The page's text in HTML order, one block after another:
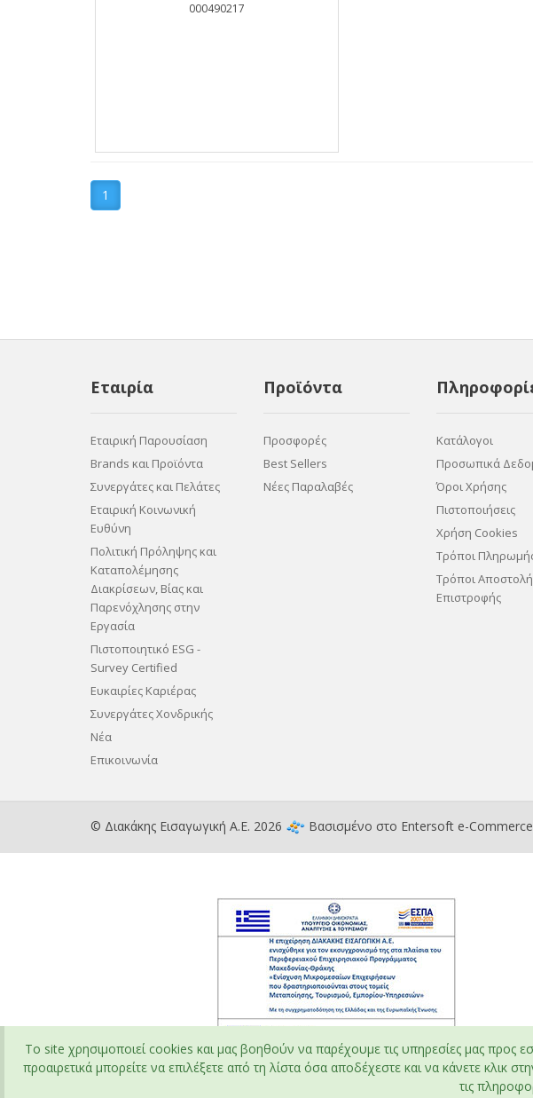
000490217
1
Εταιρία
Εταιρική Παρουσίαση
Brands και Προϊόντα
Συνεργάτες και Πελάτες
Εταιρική Κοινωνική
Ευθύνη
Πολιτική Πρόληψης και
Καταπολέμησης
Διακρίσεων, Βίας και
Παρενόχλησης στην
Εργασία
Πιστοποιητικό ESG -
Survey Certified
Ευκαιρίες Καριέρας
Συνεργάτες Χονδρικής
Νέα
Επικοινωνία
Προϊόντα
Προσφορές
Best Sellers
Νέες Παραλαβές
Κατάλογοι
Προσωπικά
Όροι Χρήσης
Πιστοποιήσεις
Χρήση Cookies
Τρόποι
Τρόποι
Επιστροφής
© Διακάκης Εισαγωγική Α.Ε. 2026 Βασισμένο στο Entersoft e-Commerce
To site χρησιμοποιεί cookies και μας βοηθούν να παρέχουμε τις υπηρεσίες μας προς
προαιρετικά μπορείτε να επιλέξετε από τη λίστα όσα αποδέχεστε και να κάνετε κλικ
τις